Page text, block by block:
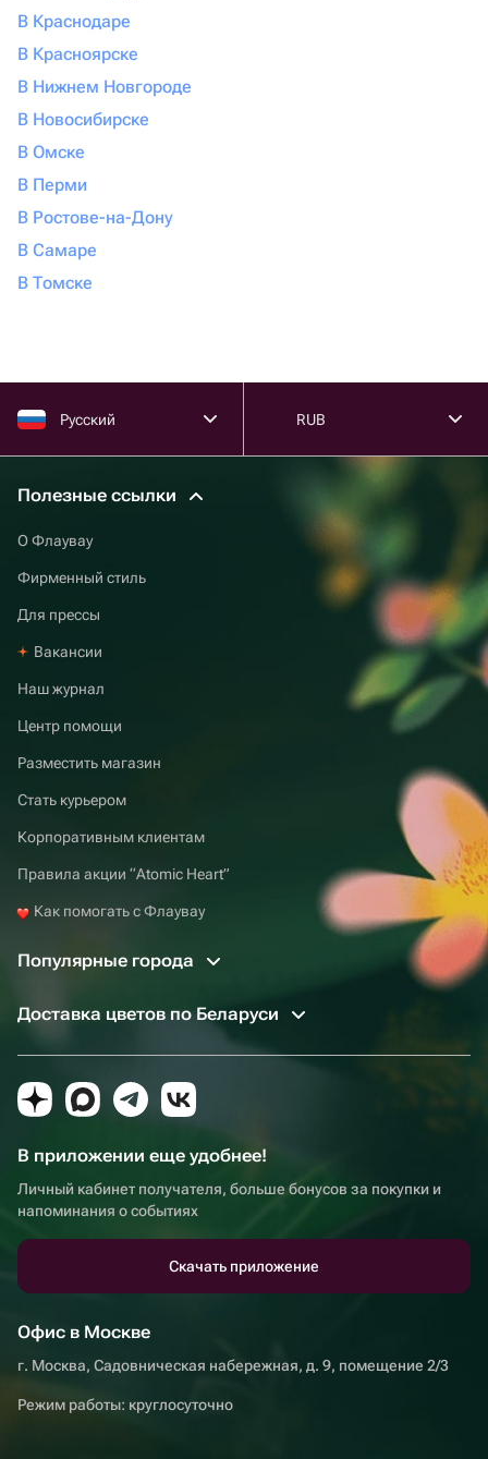
В Краснодаре
В Красноярске
В Нижнем Новгороде
В Новосибирске
В Омске
В Перми
В Ростове-на-Дону
В Самаре
В Томске
Русский RUB
Полезные ссылки
О Флаувау
Фирменный стиль
Для прессы
Вакансии
Наш журнал
Центр помощи
Разместить магазин
Стать курьером
Корпоративным клиентам
Правила акции “Atomic Heart”
Как помогать с Флаувау
Популярные города
Доставка цветов по Беларуси
В приложении еще удобнее!
Личный кабинет получателя, больше бонусов за покупки и
напоминания о событиях
Скачать приложение
Офис в Москве
г. Москва, Садовническая набережная, д. 9, помещение 2/3
Режим работы: круглосуточно